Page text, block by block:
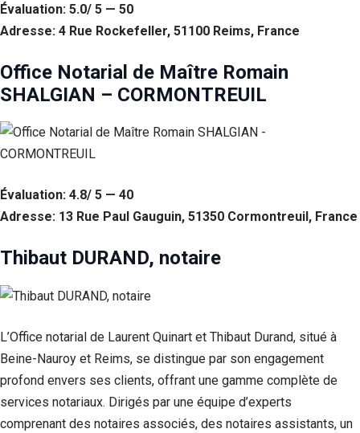
Évaluation: 5.0/ 5 — 50
Adresse: 4 Rue Rockefeller, 51100 Reims, France
Office Notarial de Maître Romain
SHALGIAN – CORMONTREUIL
Évaluation: 4.8/ 5 — 40
Adresse: 13 Rue Paul Gauguin, 51350 Cormontreuil, France
Thibaut DURAND, notaire
L’Office notarial de Laurent Quinart et Thibaut Durand, situé à
Beine-Nauroy et Reims, se distingue par son engagement
profond envers ses clients, offrant une gamme complète de
services notariaux. Dirigés par une équipe d’experts
comprenant des notaires associés, des notaires assistants, un